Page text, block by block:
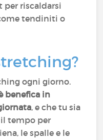
per riscaldarsi
tendiniti o
ogni giorno.
benefica in
, e che tu sia
tempo per
le spalle e le